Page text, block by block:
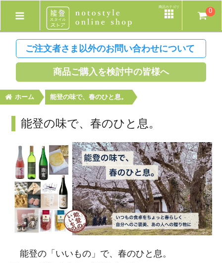
商品カテゴリ
0
ご注文者さま以外のお問い合わせについて
商品ご購入を検討中の皆様へ
ホーム 能登の味で、春のひと息。
能登の味で、春のひと息。
能登の「いいもの」で、春のひと息。